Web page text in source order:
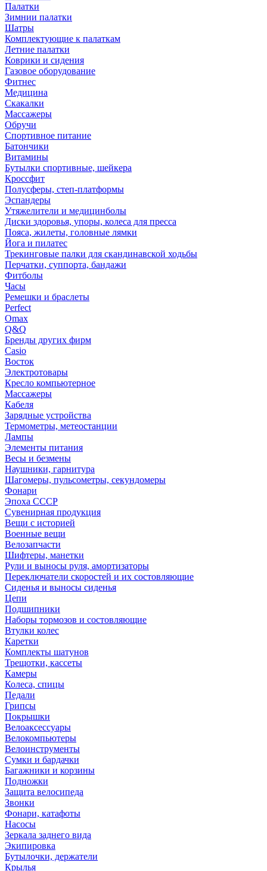
Палатки
Зимнии палатки
Шатры
Комплектующие к палаткам
Летние палатки
Коврики и сидения
Газовое оборудование
Фитнес
Медицина
Скакалки
Массажеры
Обручи
Спортивное питание
Батончики
Витамины
Бутылки спортивные, шейкера
Кроссфит
Полусферы, степ-платформы
Эспандеры
Утяжелители и медицинболы
Диски здоровья, упоры, колеса для пресса
Пояса, жилеты, головные лямки
Йога и пилатес
Трекинговые палки для скандинавской ходьбы
Перчатки, суппорта, бандажи
Фитболы
Часы
Ремешки и браслеты
Perfect
Omax
Q&Q
Бренды других фирм
Casio
Восток
Электротовары
Кресло компьютерное
Массажеры
Кабеля
Зарядные устройства
Термометры, метеостанции
Лампы
Элементы питания
Весы и безмены
Наушники, гарнитура
Шагомеры, пульсометры, секундомеры
Фонари
Эпоха СССР
Сувенирная продукция
Вещи с историей
Военные вещи
Велозапчасти
Шифтеры, манетки
Рули и выносы руля, амортизаторы
Переключатели скоростей и их состовляющие
Сиденья и выносы сиденья
Цепи
Подшипники
Наборы тормозов и состовляющие
Втулки колес
Каретки
Комплекты шатунов
Трещотки, кассеты
Камеры
Колеса, спицы
Педали
Грипсы
Покрышки
Велоаксессуары
Велокомпьютеры
Велоинструменты
Сумки и бардачки
Багажники и корзины
Подножки
Защита велосипеда
Звонки
Фонари, катафоты
Насосы
Зеркала заднего вида
Экипировка
Бутылочки, держатели
Крылья